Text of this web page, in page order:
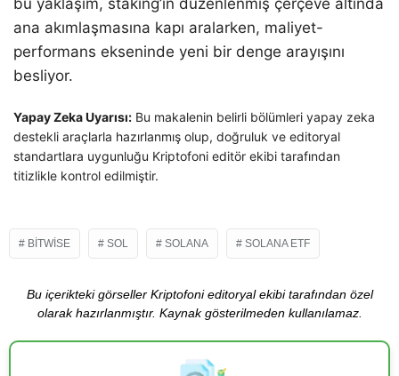
bu yaklaşım, staking’in düzenlenmiş çerçeve altında
ana akımlaşmasına kapı aralarken, maliyet-
performans ekseninde yeni bir denge arayışını
besliyor.
Yapay Zeka Uyarısı: Bu makalenin belirli bölümleri yapay zeka
destekli araçlarla hazırlanmış olup, doğruluk ve editoryal
standartlara uygunluğu Kriptofoni editör ekibi tarafından
titizlikle kontrol edilmiştir.
BITWISE SOL SOLANA SOLANA ETF
Bu içerikteki görseller Kriptofoni editoryal ekibi tarafından özel
olarak hazırlanmıştır. Kaynak gösterilmeden kullanılamaz.